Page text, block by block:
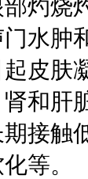
灼烧
水肿
皮肤
和肝
接触
等。